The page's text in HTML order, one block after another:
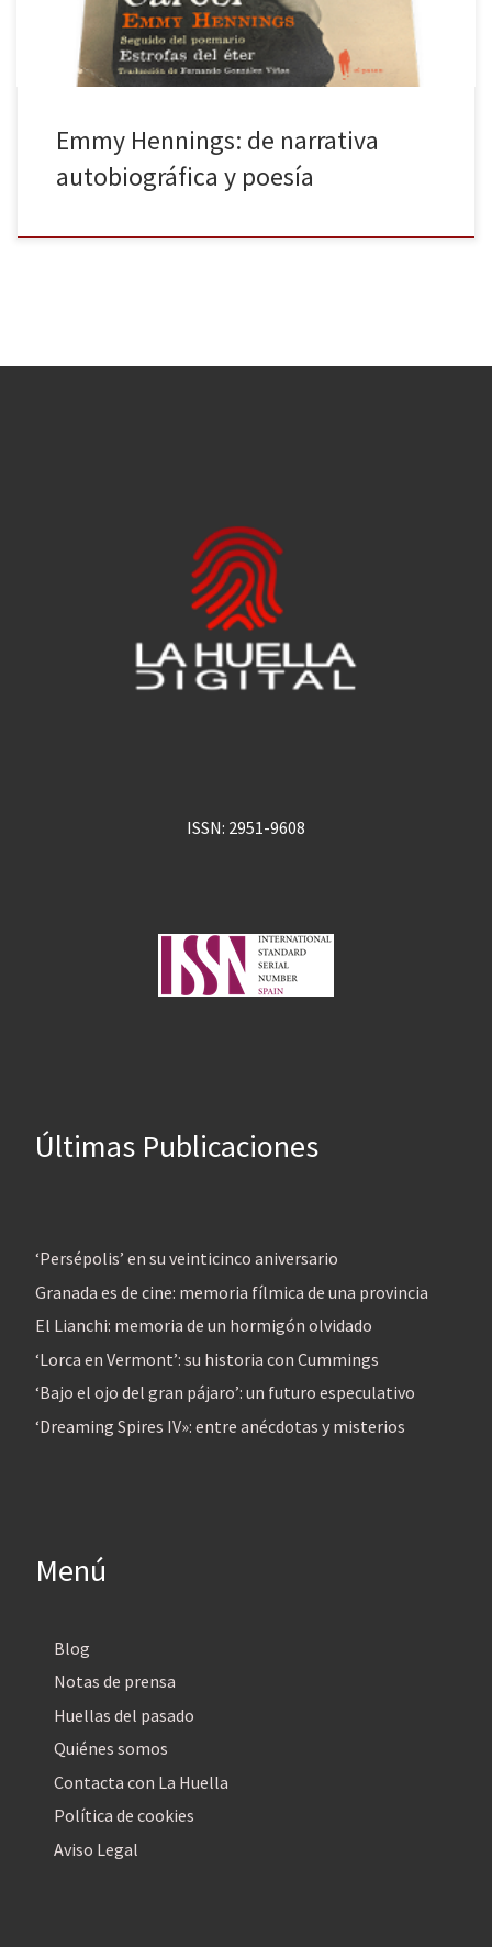
Emmy Hennings: de narrativa
autobiográfica y poesía
ISSN: 2951-9608
Últimas Publicaciones
‘Persépolis’ en su veinticinco aniversario
Granada es de cine: memoria fílmica de una provincia
El Lianchi: memoria de un hormigón olvidado
‘Lorca en Vermont’: su historia con Cummings
‘Bajo el ojo del gran pájaro’: un futuro especulativo
‘Dreaming Spires IV»: entre anécdotas y misterios
Menú
Blog
Notas de prensa
Huellas del pasado
Quiénes somos
Contacta con La Huella
Política de cookies
Aviso Legal